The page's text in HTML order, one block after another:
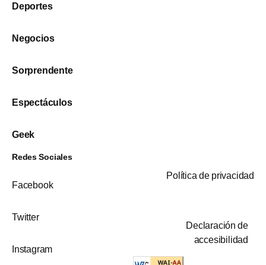
Deportes
Negocios
Sorprendente
Espectáculos
Geek
Redes Sociales
Facebook
Twitter
Instagram
Política de privacidad
Declaración de
accesibilidad